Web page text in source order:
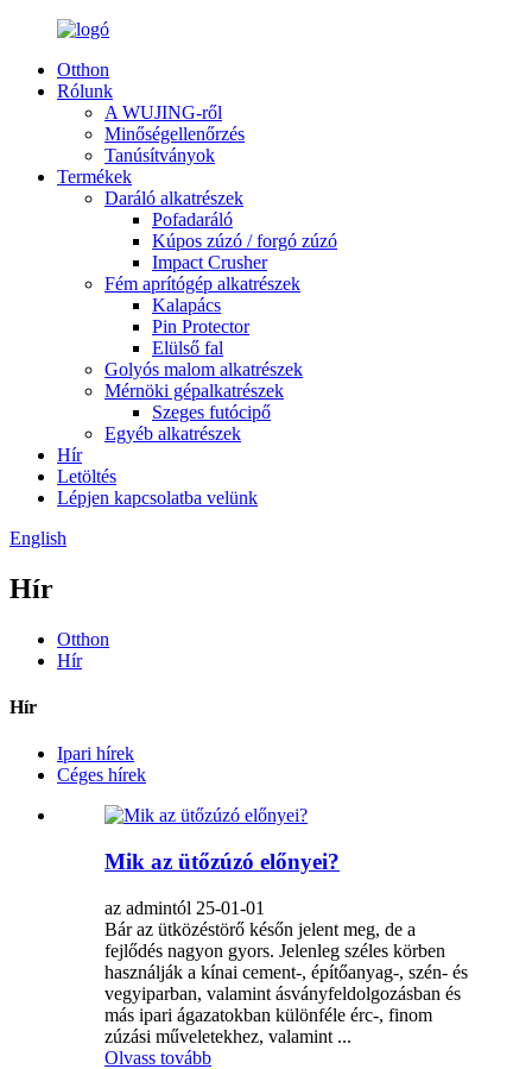
Otthon
Rólunk
A WUJING-ről
Minőségellenőrzés
Tanúsítványok
Termékek
Daráló alkatrészek
Pofadaráló
Kúpos zúzó / forgó zúzó
Impact Crusher
Fém aprítógép alkatrészek
Kalapács
Pin Protector
Elülső fal
Golyós malom alkatrészek
Mérnöki gépalkatrészek
Szeges futócipő
Egyéb alkatrészek
Hír
Letöltés
Lépjen kapcsolatba velünk
English
Hír
Otthon
Hír
Hír
Ipari hírek
Céges hírek
Mik az ütőzúzó előnyei?
az admintól 25-01-01
Bár az ütközéstörő későn jelent meg, de a
fejlődés nagyon gyors. Jelenleg széles körben
használják a kínai cement-, építőanyag-, szén- és
vegyiparban, valamint ásványfeldolgozásban és
más ipari ágazatokban különféle érc-, finom
zúzási műveletekhez, valamint ...
Olvass tovább